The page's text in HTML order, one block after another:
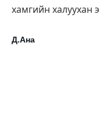
хамгийн халуухан
Д.Ана